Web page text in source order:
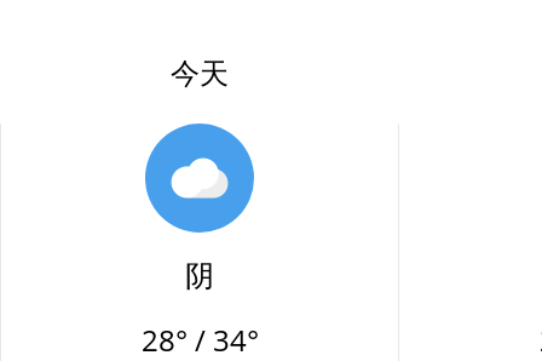
今天
阴
28° / 34°